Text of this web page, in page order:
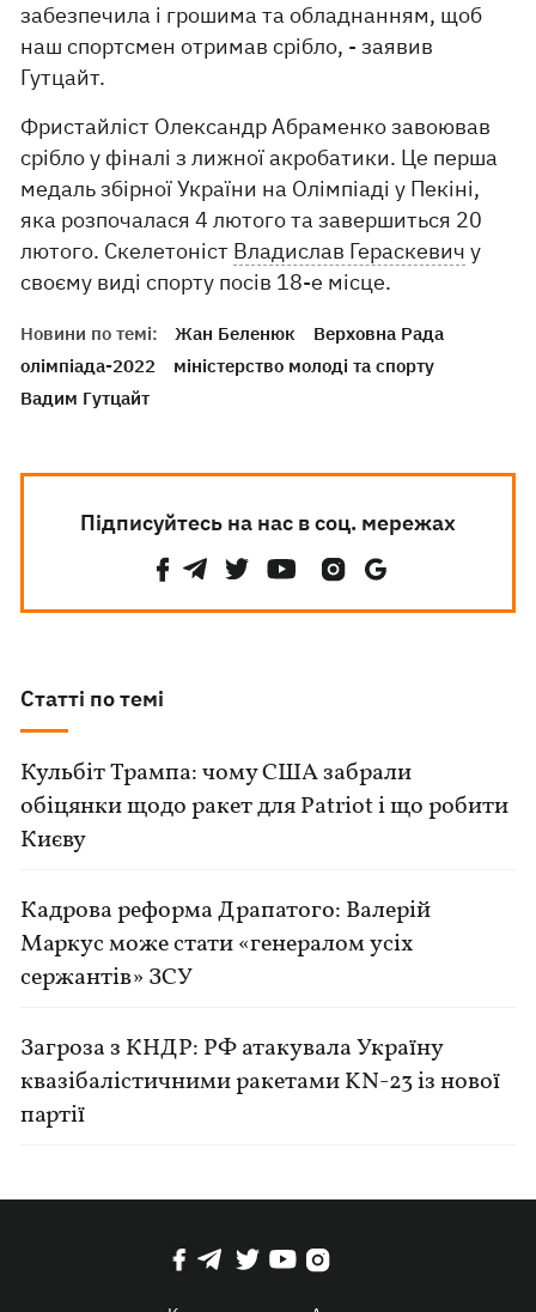
забезпечила і грошима та обладнанням, щоб
наш спортсмен отримав срібло, - заявив
Гутцайт.
Фристайліст Олександр Абраменко завоював
срібло у фіналі з лижної акробатики. Це перша
медаль збірної України на Олімпіаді у Пекіні,
яка розпочалася 4 лютого та завершиться 20
лютого. Скелетоніст Владислав Гераскевич у
своєму виді спорту посів 18-е місце.
Новини по темі: Жан Беленюк
Верховна Рада
олімпіада-2022
міністерство молоді та спорту
Вадим Гутцайт
Підписуйтесь на нас в соц. мережах
Статті по темі
Кульбіт Трампа: чому США забрали
обіцянки щодо ракет для Patriot і що робити
Києву
Кадрова реформа Драпатого: Валерій
Маркус може стати «генералом усіх
сержантів» ЗСУ
Загроза з КНДР: РФ атакувала Україну
квазібалістичними ракетами KN-23 із нової
партії